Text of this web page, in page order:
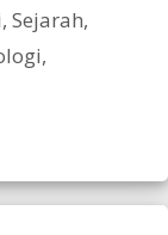
, Sejarah,
,